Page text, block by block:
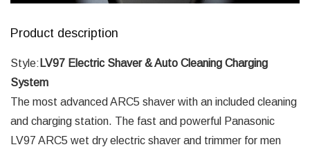
Product description
Style: LV97 Electric Shaver & Auto Cleaning Charging
System
The most advanced ARC5 shaver with an included cleaning
and charging station. The fast and powerful Panasonic
LV97 ARC5 wet dry electric shaver and trimmer for men